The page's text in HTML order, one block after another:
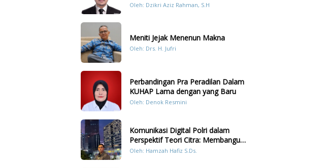
Oleh: Dzikri Aziz Rahman, S.H
Meniti Jejak Menenun Makna
Oleh: Drs. H. Jufri
Perbandingan Pra Peradilan Dalam
KUHAP Lama dengan yang Baru
Oleh: Denok Resmini
Komunikasi Digital Polri dalam
Perspektif Teori Citra: Membangun
Kepercayaan Publik Melalui Konten
Oleh: Hamzah Hafiz S.Ds.